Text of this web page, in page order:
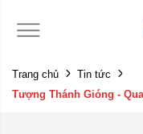
Trang chủ
Tin tức
Tượng Thánh Gióng -